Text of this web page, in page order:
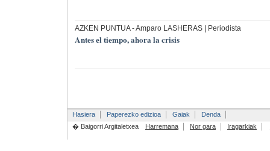
AZKEN PUNTUA- Amparo LASHERAS | Periodista
Antes el tiempo, ahora la crisis
Hasiera Paperezko edizioa Gaiak
Denda
� Baigorri Argitaletxea
Harremana Nor gara Iragarkiak